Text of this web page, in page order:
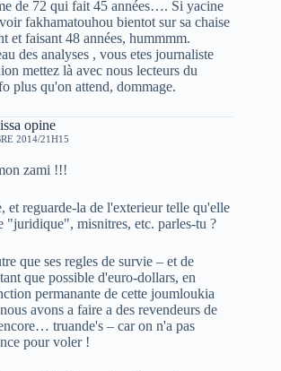
de 72 qui fait 45 années…. Si yacine
fakhamatouhou bientot sur sa chaise
et faisant 48 années, hummmm.
des analyses , vous etes journaliste
mettez là avec nous lecteurs du
plus qu'on attend, dommage.
opine
2014/21H15
zami !!!
et reguarde-la de l'exterieur telle qu'elle
"juridique", misnitres, etc. parles-tu ?
que ses regles de survie – et de
que possible d'euro-dollars, en
permanante de cette joumloukia
avons a faire a des revendeurs de
truande's – car on n'a pas
pour voler !